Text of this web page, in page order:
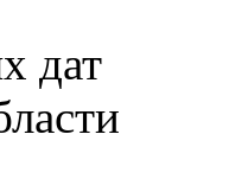
дат